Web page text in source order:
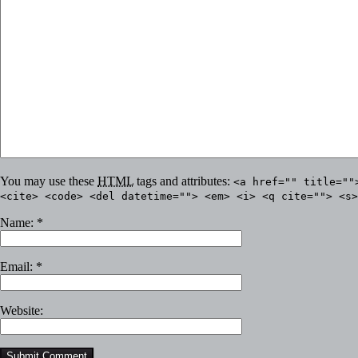
You may use these HTML tags and attributes: <a href=""
<cite> <code> <del datetime=""> <em> <i> <q cite="">
Name: *
Email: *
Website: